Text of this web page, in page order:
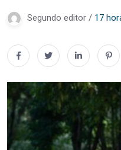
Segundo editor / 17